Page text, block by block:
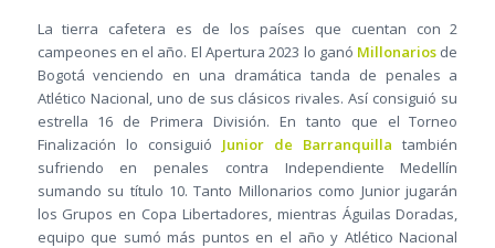
La tierra cafetera es de los países que cuentan con 2
campeones en el año. El Apertura 2023 lo ganó Millonarios de
Bogotá venciendo en una dramática tanda de penales a
Atlético Nacional, uno de sus clásicos rivales. Así consiguió su
estrella 16 de Primera División. En tanto que el Torneo
Finalización lo consiguió Junior de Barranquilla también
sufriendo en penales contra Independiente Medellín
sumando su título 10. Tanto Millonarios como Junior jugarán
los Grupos en Copa Libertadores, mientras Águilas Doradas,
equipo que sumó más puntos en el año y Atlético Nacional